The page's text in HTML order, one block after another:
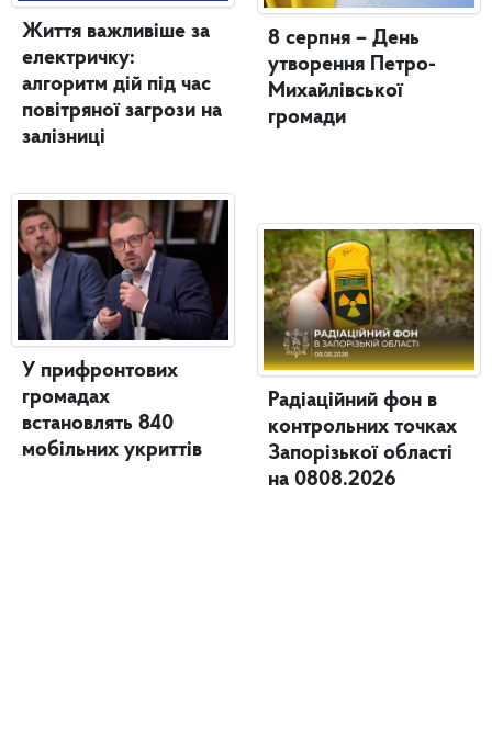
Життя важливіше за
електричку:
алгоритм дій під час
повітряної загрози на
залізниці
У прифронтових
громадах
встановлять 840
мобільних укриттів
8 серпня – День
утворення Петро-
Михайлівської
громади
Радіаційний фон в
контрольних точках
Запорізької області
на 0808.2026